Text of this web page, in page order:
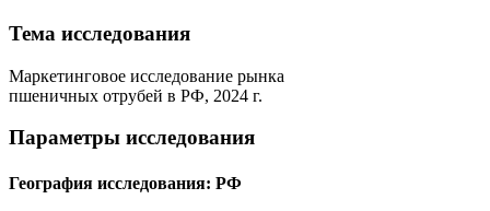
Тема иcследования
Маркетинговое исследование рынка
пшеничных отрубей в РФ, 2024 г.
Параметры исследования
География исследования: РФ